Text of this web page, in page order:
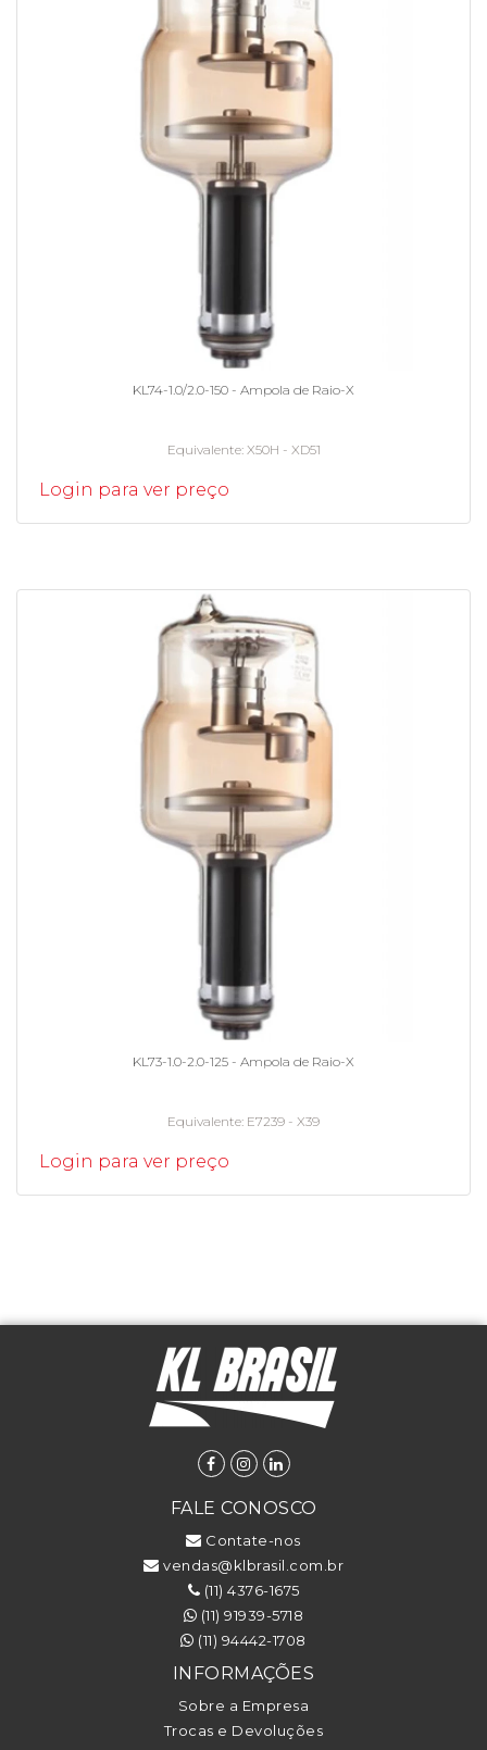
KL74-1.0/2.0-150 - Ampola de Raio-X
Equivalente X50H - XD51
Login para ver preço
KL73-1.0-2.0-125 - Ampola de Raio-X
Equivalente E7239 - X39
Login para ver preço
FALE CONOSCO
Contate-nos
vendas@klbrasil.com.br
(11) 4376-1675
(11) 91939-5718
(11) 94442-1708
INFORMAÇÕES
Sobre a Empresa
Trocas e Devoluções